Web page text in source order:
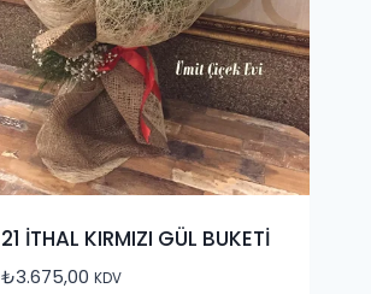
21 İTHAL KIRMIZI GÜL BUKETİ
₺3.675,00 KDV